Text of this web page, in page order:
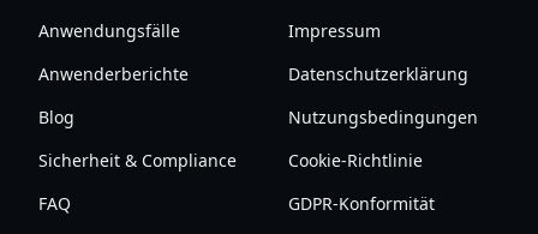
Anwendungsfälle
Anwenderberichte
Blog
Sicherheit & Compliance
FAQ
Impressum
Datenschutzerklärung
Nutzungsbedingungen
Cookie-Richtlinie
GDPR-Konformität